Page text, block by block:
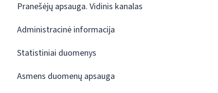
Pranešėjų apsauga. Vidinis kanalas
Administracinė informacija
Statistiniai duomenys
Asmens duomenų apsauga